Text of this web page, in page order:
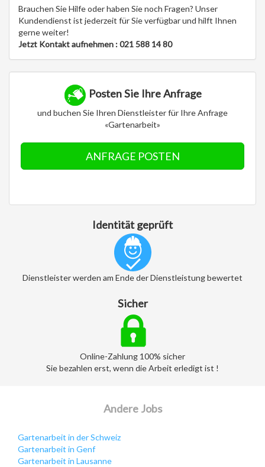
Brauchen Sie Hilfe oder haben Sie noch Fragen? Unser
Kundendienst ist jederzeit für Sie verfügbar und hilft Ihnen
gerne weiter!
Jetzt Kontakt aufnehmen : 021 588 14 80
Posten Sie Ihre Anfrage
und buchen Sie Ihren Dienstleister für Ihre Anfrage
«Gartenarbeit»
ANFRAGE POSTEN
Identität geprüft
Dienstleister werden am Ende der Dienstleistung bewertet
Sicher
Online-Zahlung 100% sicher
Sie bezahlen erst, wenn die Arbeit erledigt ist !
Andere Jobs
Gartenarbeit in der Schweiz
Gartenarbeit in Genf
Gartenarbeit in Lausanne